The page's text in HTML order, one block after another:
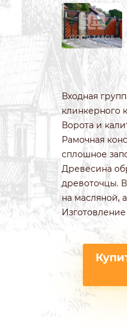
Входная
клинкерного
Ворота и
Рамочная
сплошное
Древесина
древоточцы.
на масляной,